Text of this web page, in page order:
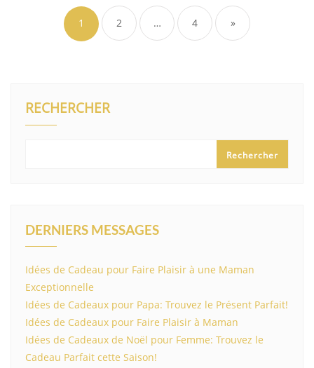
des
publications
1 2 … 4 »
RECHERCHER
Rechercher
DERNIERS MESSAGES
Idées de Cadeau pour Faire Plaisir à une Maman
Exceptionnelle
Idées de Cadeaux pour Papa: Trouvez le Présent Parfait!
Idées de Cadeaux pour Faire Plaisir à Maman
Idées de Cadeaux de Noël pour Femme: Trouvez le
Cadeau Parfait cette Saison!